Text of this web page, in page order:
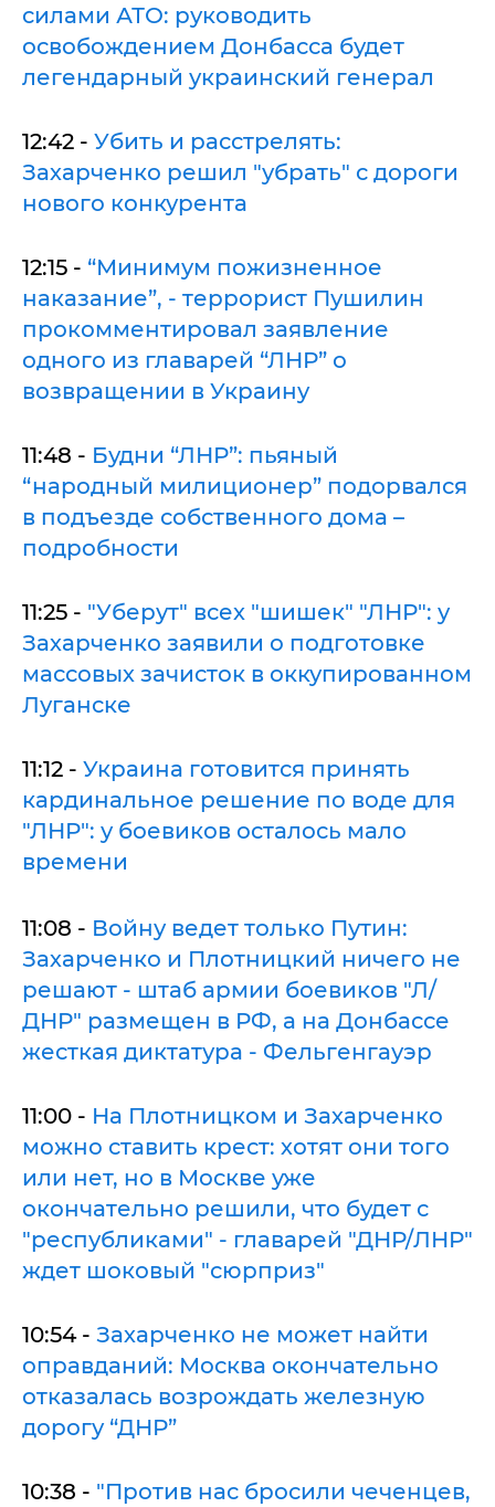
силами АТО: руководить
освобождением Донбасса будет
легендарный украинский генерал
12:42 - Убить и расстрелять:
Захарченко решил "убрать" с дороги
нового конкурента
12:15 - “Минимум пожизненное
наказание”, - террорист Пушилин
прокомментировал заявление
одного из главарей “ЛНР” о
возвращении в Украину
11:48 - Будни “ЛНР”: пьяный
“народный милиционер” подорвался
в подъезде собственного дома –
подробности
11:25 - "Уберут" всех "шишек" "ЛНР": у
Захарченко заявили о подготовке
массовых зачисток в оккупированном
Луганске
11:12 - Украина готовится принять
кардинальное решение по воде для
"ЛНР": у боевиков осталось мало
времени
11:08 - Войну ведет только Путин:
Захарченко и Плотницкий ничего не
решают - штаб армии боевиков "Л/
ДНР" размещен в РФ, а на Донбассе
жесткая диктатура - Фельгенгауэр
11:00 - На Плотницком и Захарченко
можно ставить крест: хотят они того
или нет, но в Москве уже
окончательно решили, что будет с
"республиками" - главарей "ДНР/ЛНР"
ждет шоковый "сюрприз"
10:54 - Захарченко не может найти
оправданий: Москва окончательно
отказалась возрождать железную
дорогу “ДНР”
10:38 - "Против нас бросили чеченцев,